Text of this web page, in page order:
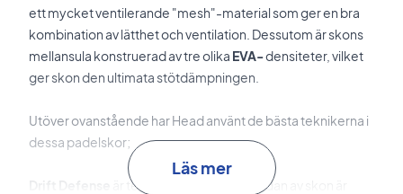
ett mycket ventilerande "mesh"-material som ger en bra
kombination av lätthet och ventilation. Dessutom är skons
mellansula konstruerad av tre olika EVA-densiteter, vilket
ger skon den ultimata stötdämpningen.
Utöver ovanstående har Head använt de bästa teknikerna i
dessa padelskor;
är tekniken där tån och insidan av skon är
Läs mer